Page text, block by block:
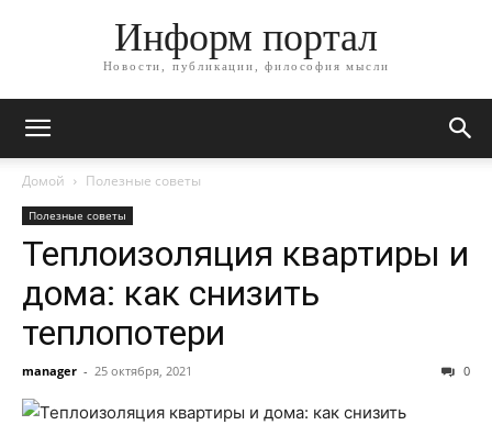
Информ портал
Новости, публикации, философия мысли
Домой Полезные советы
Полезные советы
Теплоизоляция квартиры и
дома: как снизить
теплопотери
manager - 25 октября, 2021 0